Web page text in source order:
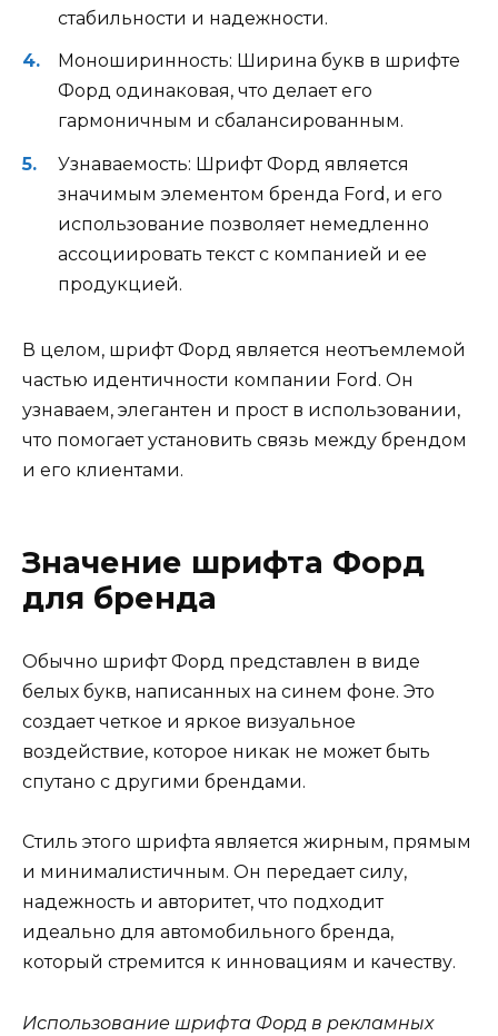
стабильности и надежности.
Моноширинность: Ширина букв в шрифте
Форд одинаковая, что делает его
гармоничным и сбалансированным.
Узнаваемость: Шрифт Форд является
значимым элементом бренда Ford, и его
использование позволяет немедленно
ассоциировать текст с компанией и ее
продукцией.
В целом, шрифт Форд является неотъемлемой
частью идентичности компании Ford. Он
узнаваем, элегантен и прост в использовании,
что помогает установить связь между брендом
и его клиентами.
Значение шрифта Форд
для бренда
Обычно шрифт Форд представлен в виде
белых букв, написанных на синем фоне. Это
создает четкое и яркое визуальное
воздействие, которое никак не может быть
спутано с другими брендами.
Стиль этого шрифта является жирным, прямым
и минималистичным. Он передает силу,
надежность и авторитет, что подходит
идеально для автомобильного бренда,
который стремится к инновациям и качеству.
Использование шрифта Форд в рекламных